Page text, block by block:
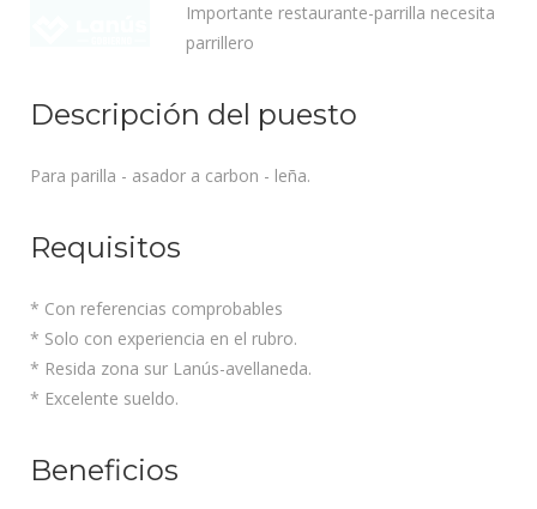
Importante restaurante-parrilla necesita
parrillero
Descripción del puesto
Para parilla - asador a carbon - leña.
Requisitos
* Con referencias comprobables
* Solo con experiencia en el rubro.
* Resida zona sur Lanús-avellaneda.
* Excelente sueldo.
Beneficios